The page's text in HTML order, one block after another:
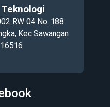
RW 04 No. 188
Kec Sawangan